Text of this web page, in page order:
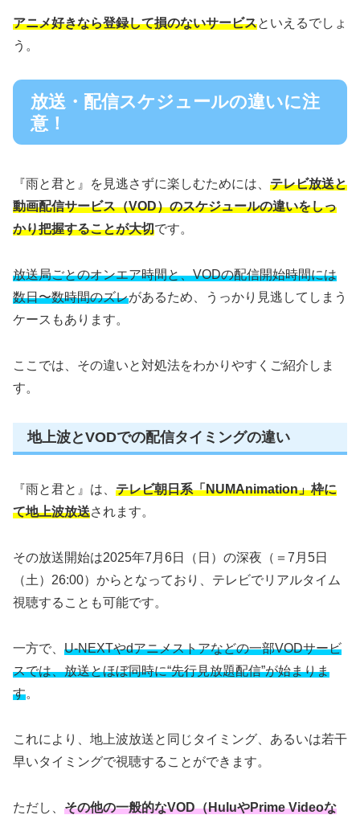
アニメ好きなら登録して損のないサービスといえるでしょ
う。
放送・配信スケジュールの違いに注
意！
『雨と君と』を見逃さずに楽しむためには、 テレビ放送と
動画配信サービス（VOD）のスケジュールの違いをしっ
かり把握することが大切です。
放送局ごとのオンエア時間と、VODの配信開始時間には
数日〜数時間のズレがあるため、うっかり見逃してしまう
ケースもあります。
ここでは、その違いと対処法をわかりやすくご紹介しま
す。
地上波とVODでの配信タイミングの違い
『雨と君と』は、 テレビ朝日系「NUMAnimation」枠に
て地上波放送されます。
その放送開始は2025年7月6日（日）の深夜（＝7月5日
（土）26:00）からとなっており、テレビでリアルタイム
視聴することも可能です。
一方で、 U-NEXTやdアニメストアなどの一部VODサービ
スでは、放送とほぼ同時に“先行見放題配信”が始まりま
す。
これにより、地上波放送と同じタイミング、あるいは若干
早いタイミングで視聴することができます。
ただし、 その他の一般的なVOD（HuluやPrime Videoな